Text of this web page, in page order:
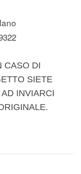
CASO DI
SIETE
INVIARCI